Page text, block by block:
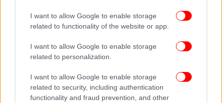
I want to allow Google to enable storage
related to functionality of the website or app.
I want to allow Google to enable storage
related to personalization.
I want to allow Google to enable storage
related to security, including authentication
functionality and fraud prevention, and other
ΔΙΑΒΑΣΤΕ ΠΕΡΙΣΣΟΤΕΡΑ ΔΉΜΟΣ ΑΘΗΝΑΊΩΝ
ΔΗΜΟΤΙΚΆ ΣΧΟΛΕΊΑ
ΠΑΙΧΝΊΔΙ ΠΡΟΑΎΛΙΟΣ ΧΏΡΟΣ